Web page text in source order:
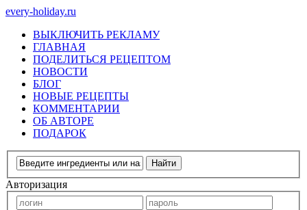
every-holiday.ru
ВЫКЛЮЧИТЬ РЕКЛАМУ
ГЛАВНАЯ
ПОДЕЛИТЬСЯ РЕЦЕПТОМ
НОВОСТИ
БЛОГ
НОВЫЕ РЕЦЕПТЫ
КОММЕНТАРИИ
ОБ АВТОРЕ
ПОДАРОК
Авторизация